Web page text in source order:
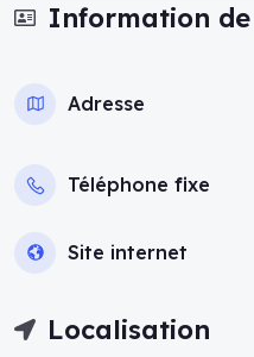
Information
Adresse
Téléphone fixe
Site internet
Localisation